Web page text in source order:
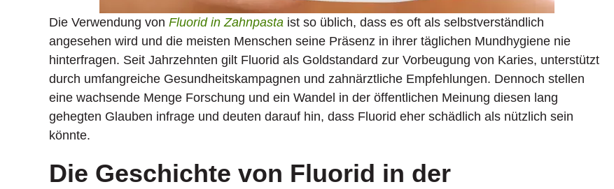
Die Verwendung von Fluorid in Zahnpasta ist so üblich, dass es oft als selbstverständlich
angesehen wird und die meisten Menschen seine Präsenz in ihrer täglichen Mundhygiene nie
hinterfragen. Seit Jahrzehnten gilt Fluorid als Goldstandard zur Vorbeugung von Karies, unterstützt
durch umfangreiche Gesundheitskampagnen und zahnärztliche Empfehlungen. Dennoch stellen
eine wachsende Menge Forschung und ein Wandel in der öffentlichen Meinung diesen lang
gehegten Glauben infrage und deuten darauf hin, dass Fluorid eher schädlich als nützlich sein
könnte.
Die Geschichte von Fluorid in der